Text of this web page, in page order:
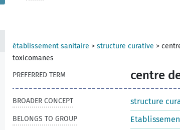
établissement sanitaire > structure curative >
toxicomanes
PREFERRED TERM
centre
BROADER CONCEPT structure
BELONGS TO GROUP